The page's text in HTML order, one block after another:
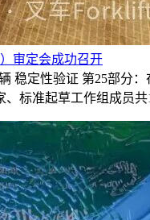
审定会成功召开
稳定性验证 第25部分
标准起草工作组成员共